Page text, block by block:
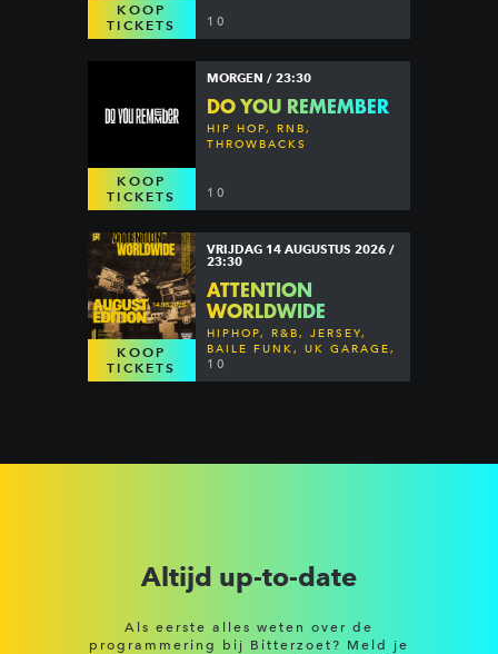
KOOP
TICKETS
10
KOOP
TICKETS
MORGEN / 23:30
DO YOU REMEMBER
HIP HOP, RNB,
THROWBACKS
10
KOOP
TICKETS
VRIJDAG 14 AUGUSTUS 2026 /
23:30
ATTENTION
WORLDWIDE
HIPHOP, R&B, JERSEY,
BAILE FUNK, UK GARAGE,
DANCEHALL & MORE
10
Altijd up-to-date
Als eerste alles weten over de
programmering bij Bitterzoet? Meld je